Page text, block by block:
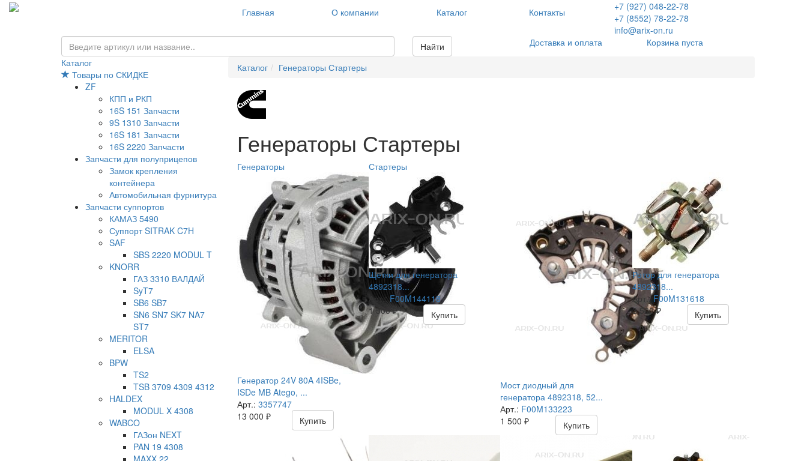
Главная О компании Каталог Контакты
+7 (927) 048-22-78
+7 (8552) 78-22-78
info@arix-on.ru
Найти
Доставка и оплата
Корзина пуста
Каталог
Товары по СКИДКЕ
ZF
КПП и РКП
16S 151 Запчасти
9S 1310 Запчасти
16S 181 Запчасти
16S 2220 Запчасти
Запчасти для полуприцепов
Замок крепления
контейнера
Автомобильная фурнитура
Запчасти суппортов
КАМАЗ 5490
Суппорт SITRAK C7H
SAF
SBS 2220 MODUL T
KNORR
ГАЗ 3310 ВАЛДАЙ
SyT7
SB6 SB7
SN6 SN7 SK7 NA7
ST7
MERITOR
ELSA
BPW
TS2
TSB 3709 4309 4312
HALDEX
MODUL X 4308
WABCO
ГАЗон NEXT
PAN 19 4308
MAXX 22
Каталог Генераторы Стартеры
Генераторы Стартеры
Генераторы Стартеры
Генератор 24V 80A 4ISBe,
ISDe MB Atego, ...
Арт.: 3357747
13 000 ₽ Купить
Щетки для генератора
4892318...
Арт.:F00M144118
1 500₽ Купить
Мост диодный для
генератора 4892318, 52...
Арт.: F00M133223
1 500₽ Купить
Ротор для генератора
4892318...
Арт.:F00M131618
3 500₽ Купить